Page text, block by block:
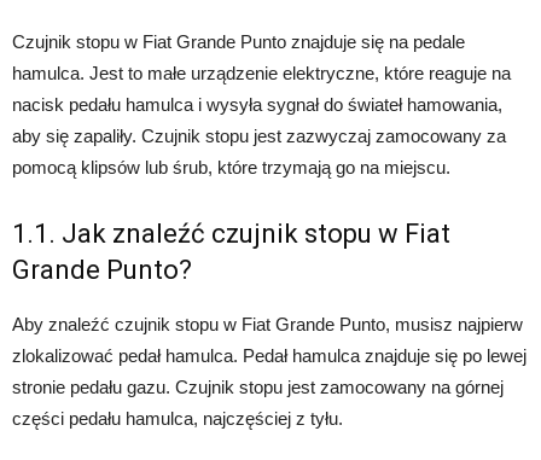
Czujnik stopu w Fiat Grande Punto znajduje się na pedale
hamulca. Jest to małe urządzenie elektryczne, które reaguje na
nacisk pedału hamulca i wysyła sygnał do świateł hamowania,
aby się zapaliły. Czujnik stopu jest zazwyczaj zamocowany za
pomocą klipsów lub śrub, które trzymają go na miejscu.
1.1. Jak znaleźć czujnik stopu w Fiat
Grande Punto?
Aby znaleźć czujnik stopu w Fiat Grande Punto, musisz najpierw
zlokalizować pedał hamulca. Pedał hamulca znajduje się po lewej
stronie pedału gazu. Czujnik stopu jest zamocowany na górnej
części pedału hamulca, najczęściej z tyłu.